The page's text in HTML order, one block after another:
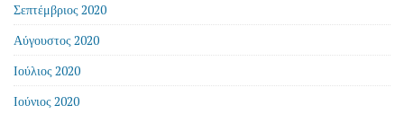
Σεπτέμβριος 2020
Αύγουστος 2020
Ιούλιος 2020
Ιούνιος 2020